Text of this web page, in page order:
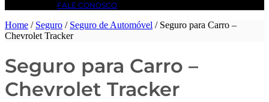
FALE CONOSCO
Home / Seguro / Seguro de Automóvel /Seguro para Carro –
Chevrolet Tracker
Seguro para Carro –
Chevrolet Tracker